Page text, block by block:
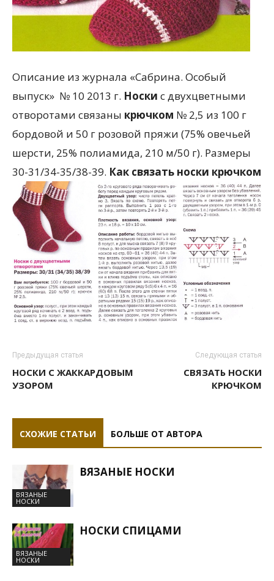
Описание из журнала «Сабрина. Особый
выпуск» № 10 2013 г. Носки с двухцветными
отворотами связаны крючком № 2,5 из 100 г
бордовой и 50 г розовой пряжи (75% овечьей
шерсти, 25% полиамида, 210 м/50 г). Размеры
30-31/34-35/38-39. Как связать носки крючком
Предыдущая статья
НОСКИ С ЖАККАРДОВЫМ
УЗОРОМ
Следующая статья
СВЯЗАТЬ НОСКИ
КРЮЧКОМ
СХОЖИЕ СТАТЬИ БОЛЬШЕ ОТ АВТОРА
ВЯЗАНЫЕ
НОСКИ
ВЯЗАНЫЕ НОСКИ
ВЯЗАНЫЕ
НОСКИ
НОСКИ СПИЦАМИ